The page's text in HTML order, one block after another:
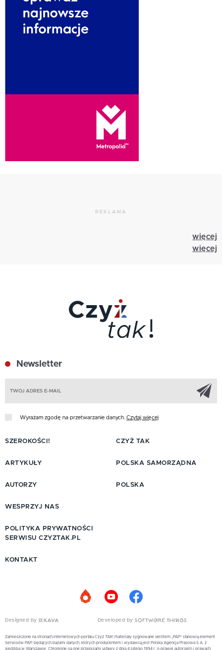
REKLAMA
więcej
więcej
Newsletter
Wyrażam zgodę na przetwarzanie danych. Czytaj więcej
SZEROKOŚCI!
ARTYKUŁY
AUTORZY
CZYŻ TAK
POLSKA SAMORZĄDNA
POLSKA
WESPRZYJ NAS
POLITYKA PRYWATNOŚCI
SERWISU CZYZTAK.PL
KONTAKT
Designed by Developed by
Zamieszczone na stronach internetowych portalu Czyż TAK! materiały sygnowane skrótem „PAP” stanowią element
Serwisów PAP, będących bazami danych, których producentem i wydawcą jest Polska Agencja Prasowa S.A. z
siedzibą w Warszawie. Chronione są one przepisami ustawy z dnia 4 lutego 1994 r. o prawie autorskim i prawach